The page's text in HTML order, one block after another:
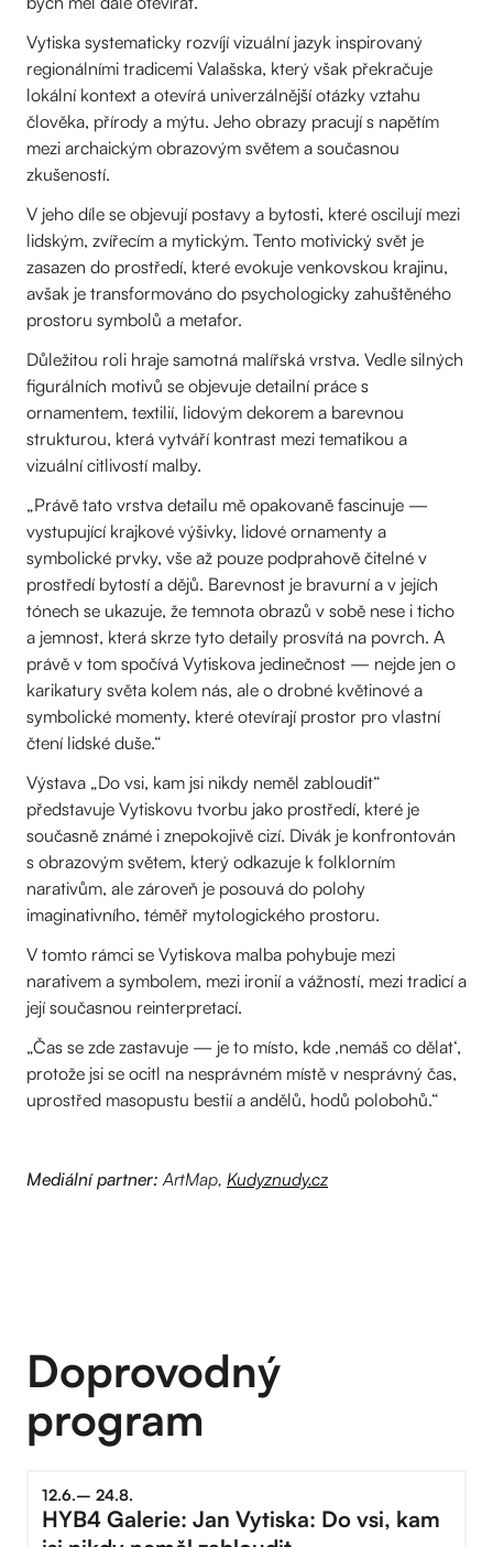
Vytiska systematicky rozvíjí vizuální jazyk inspirovaný
regionálními tradicemi Valašska, který však překračuje
lokální kontext a otevírá univerzálnější otázky vztahu
člověka, přírody a mýtu. Jeho obrazy pracují s napětím
mezi archaickým obrazovým světem a současnou
zkušeností.
V jeho díle se objevují postavy a bytosti, které oscilují mezi
lidským, zvířecím a mytickým. Tento motivický svět je
zasazen do prostředí, které evokuje venkovskou krajinu,
avšak je transformováno do psychologicky zahuštěného
prostoru symbolů a metafor.
Důležitou roli hraje samotná malířská vrstva. Vedle silných
figurálních motivů se objevuje detailní práce s
ornamentem, textilií, lidovým dekorem a barevnou
strukturou, která vytváří kontrast mezi tematikou a
vizuální citlivostí malby.
„Právě tato vrstva detailu mě opakovaně fascinuje —
vystupující krajkové výšivky, lidové ornamenty a
symbolické prvky, vše až pouze podprahově čitelné v
prostředí bytostí a dějů. Barevnost je bravurní a v jejích
tónech se ukazuje, že temnota obrazů v sobě nese i ticho
a jemnost, která skrze tyto detaily prosvítá na povrch. A
právě v tom spočívá Vytiskova jedinečnost — nejde jen o
karikatury světa kolem nás, ale o drobné květinové a
symbolické momenty, které otevírají prostor pro vlastní
čtení lidské duše.“
Výstava „Do vsi, kam jsi nikdy neměl zabloudit“
představuje Vytiskovu tvorbu jako prostředí, které je
současně známé i znepokojivě cizí. Divák je konfrontován
s obrazovým světem, který odkazuje k folklorním
narativům, ale zároveň je posouvá do polohy
imaginativního, téměř mytologického prostoru.
V tomto rámci se Vytiskova malba pohybuje mezi
narativem a symbolem, mezi ironií a vážností, mezi tradicí a
její současnou reinterpretací.
„Čas se zde zastavuje — je to místo, kde ‚nemáš co dělat‘,
protože jsi se ocitl na nesprávném místě v nesprávný čas,
uprostřed masopustu bestií a andělů, hodů polobohů.“
Mediální partner: ArtMap, Kudyznudy.cz
Doprovodný
program
12.6.–⁠ 24.8.
HYB4 Galerie: Jan Vytiska: Do vsi, kam